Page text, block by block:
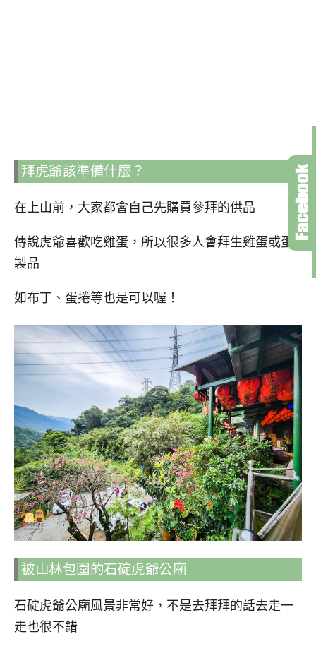
拜虎爺該準備什麼？
在上山前，大家都會自己先購買參拜的供品
傳說虎爺喜歡吃雞蛋，所以很多人會拜生雞蛋或蛋
製品
如布丁、蛋捲等也是可以喔！
被山林包圍的石碇虎爺公廟
石碇虎爺公廟風景非常好，不是去拜拜的話去走一
走也很不錯